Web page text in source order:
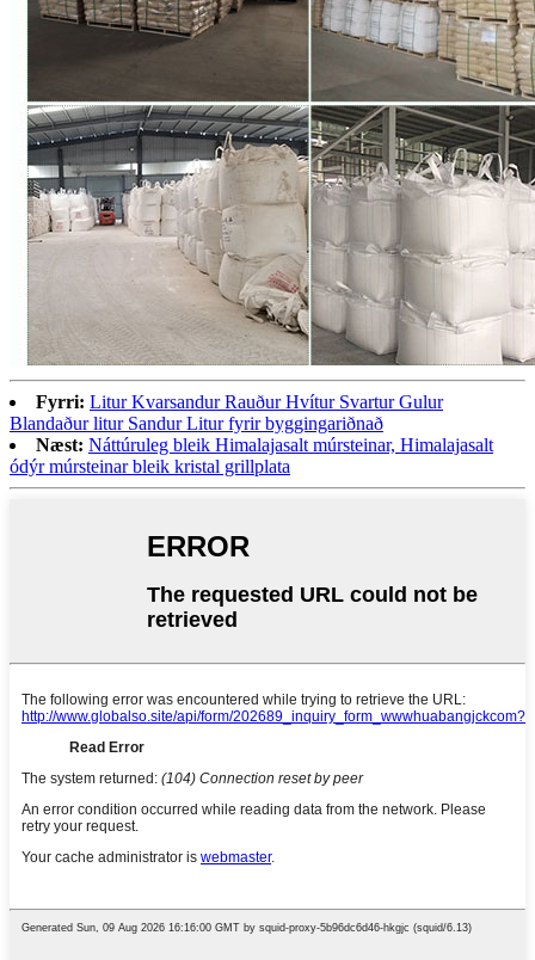
Fyrri: Litur Kvarsandur Rauður Hvítur Svartur Gulur
Blandaður litur Sandur Litur fyrir byggingariðnað
Næst: Náttúruleg bleik Himalajasalt múrsteinar, Himalajasalt
ódýr múrsteinar bleik kristal grillplata